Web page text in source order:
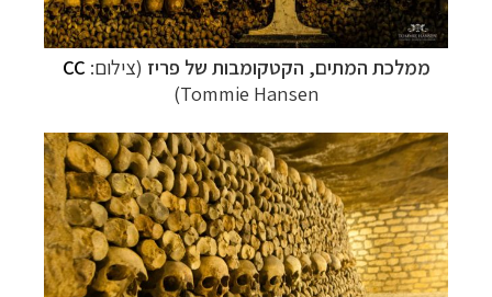
ממלכת המתים, הקטקומבות של פריז (צילום: CC
Tommie Hansen)